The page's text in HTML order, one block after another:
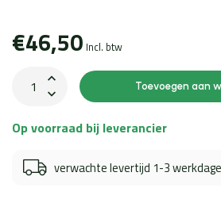
€46,50 Incl. btw
Toevoegen aan
Op voorraad bij leverancier
verwachte levertijd 1-3